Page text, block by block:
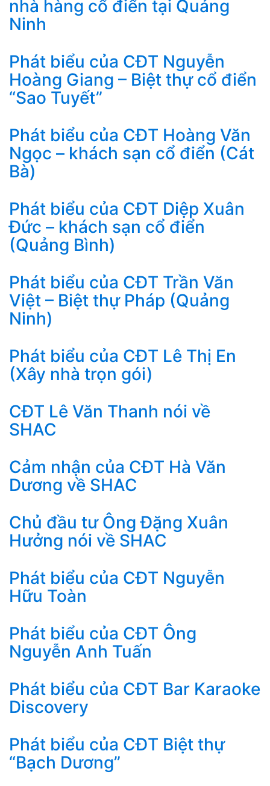
nhà hàng cổ điển tại Quảng
Ninh
Phát biểu của CĐT Nguyễn
Hoàng Giang – Biệt thự cổ điển
“Sao Tuyết”
Phát biểu của CĐT Hoàng Văn
Ngọc – khách sạn cổ điển (Cát
Bà)
Phát biểu của CĐT Diệp Xuân
Đức – khách sạn cổ điển
(Quảng Bình)
Phát biểu của CĐT Trần Văn
Việt – Biệt thự Pháp (Quảng
Ninh)
Phát biểu của CĐT Lê Thị En
(Xây nhà trọn gói)
CĐT Lê Văn Thanh nói về
SHAC
Cảm nhận của CĐT Hà Văn
Dương về SHAC
Chủ đầu tư Ông Đặng Xuân
Hưởng nói về SHAC
Phát biểu của CĐT Nguyễn
Hữu Toàn
Phát biểu của CĐT Ông
Nguyễn Anh Tuấn
Phát biểu của CĐT Bar Karaoke
Discovery
Phát biểu của CĐT Biệt thự
“Bạch Dương”